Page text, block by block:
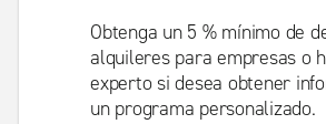
Obtenga un 5 % mínimo de
alquileres para empresas o
experto si desea obtener
un programa personalizado.